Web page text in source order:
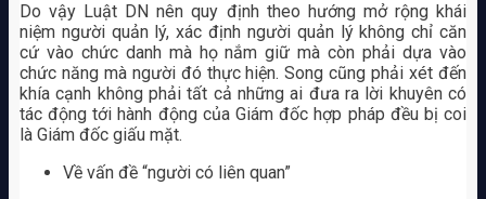
Do vậy Luật DN nên quy định theo hướng mở rộng khái
niệm người quản lý, xác định người quản lý không chỉ căn
cứ vào chức danh mà họ nắm giữ mà còn phải dựa vào
chức năng mà người đó thực hiện. Song cũng phải xét đến
khía cạnh không phải tất cả những ai đưa ra lời khuyên có
tác động tới hành động của Giám đốc hợp pháp đều bị coi
là Giám đốc giấu mặt.
Về vấn đề “người có liên quan”